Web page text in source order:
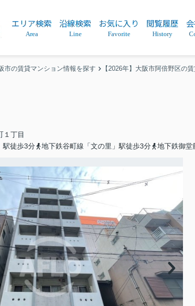
エリア検索
Area
沿線検索
Line
お気に入り
Favorite
閲覧履歴
History
市の賃貸マンション情報を探す 【2026年】大阪市阿倍野区の
１丁目
駅徒歩3分
地下鉄谷町線「文の里」駅徒歩3分 地下鉄御堂